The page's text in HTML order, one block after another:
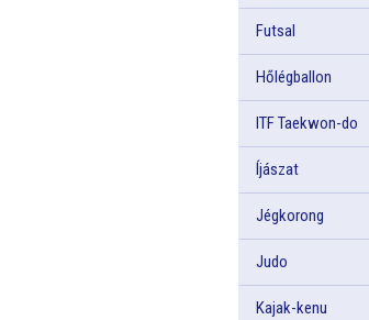
Futsal
Hőlégballon
ITF Taekwon-do
Íjászat
Jégkorong
Judo
Kajak-kenu